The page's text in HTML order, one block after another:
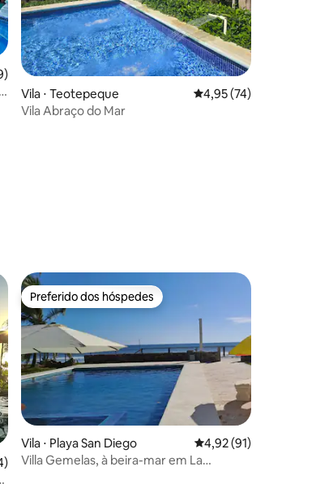
avaliação média de 5, 229 avaliações
Vila ⋅ Teotepeque 4,95 de uma
4,95 (74)
Vila Abraço do Mar
avaliação média de 5, 24 avaliações
Preferido dos hóspedes
Preferido dos hóspedes
Vila ⋅ Playa San Diego 4,92 de uma
4,92 (91)
Villa Gemelas, à beira-mar em La